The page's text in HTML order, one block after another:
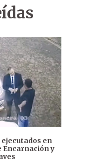
en
Encarnación y